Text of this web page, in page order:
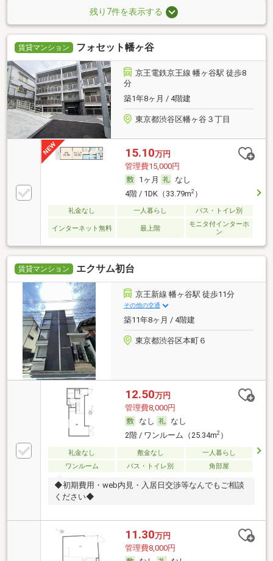
残り7件を表示する
賃貸マンション フォセット幡ヶ谷
京王電鉄京王線 幡ヶ谷駅 徒歩8
分
築1年8ヶ月 / 4階建
東京都渋谷区幡ヶ谷３丁目
15.10万円
管理費15,000円
1ヶ月
なし
4階 / 1DK（33.79m2）
礼金なし 一人暮らし バス・トイレ別
インターネット無料 最上階
モニタ付インターホ
ン
賃貸マンション エクサム初台
京王新線 幡ヶ谷駅 徒歩11分
その他の交通
築11年8ヶ月 / 4階建
東京都渋谷区本町６
12.50万円
管理費8,000円
なし
なし
2階 / ワンルーム（25.34m2）
礼金なし 敷金なし
一人暮らし
ワンルーム
バス・トイレ別 角部屋
◆初期費用・web内見・入居日交渉等なんでもご相談
ください◆
11.30万円
管理費8,000円